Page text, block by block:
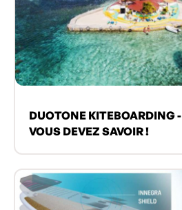
DUOTONE KITEBOARDING
VOUS DEVEZ SAVOIR !